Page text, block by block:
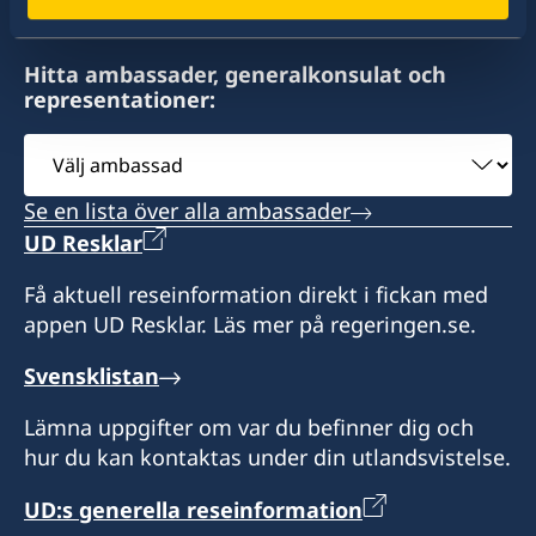
Expeditionstid:
tisdag 13.30-15.30
Honorärkonsulatet utfärdar provisoriska pass
och lämnar ut resehandlingar.
Honorärkonsul
Milorad Stanić
Expeditionstid: tisdagar och torsdagar 10 - 12
Honorärkonsulatet utfärdar provisoriska pass
och lämnar ut resehandlingar.
Konsulatet i Split är stängt från den 3 till den 14
augusti. Vänligen vänd dig till konsulaten i
Rijeka eller Dubrovnik, eller till ambassaden i
Zagreb.
Honorärkonsul
Mladen Drnasin
20 000 Dubrovnik
Expeditionstid:
tisdagar 10.00 - 12.00
Honorärkonsulatet utfärdar provisoriska pass
och lämnar ut resehandlingar.
Honorärkonsul
Andela Matic
Hitta ambassader, generalkonsulat och
representationer:
Välj
ambassad
Se en lista över alla ambassader
UD Resklar
Få aktuell reseinformation direkt i fickan med
appen UD Resklar. Läs mer på regeringen.se.
Svensklistan
Lämna uppgifter om var du befinner dig och
hur du kan kontaktas under din utlandsvistelse.
UD:s generella reseinformation